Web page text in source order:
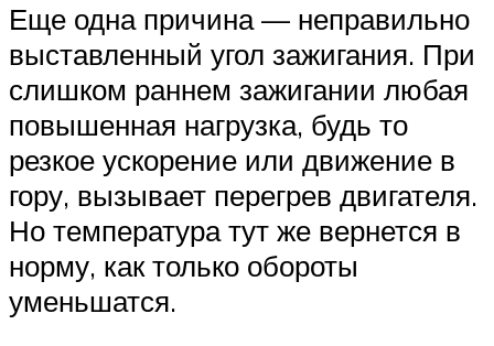
Еще одна причина — неправильно
выставленный угол зажигания. При
слишком раннем зажигании любая
повышенная нагрузка, будь то
резкое ускорение или движение в
гору, вызывает перегрев двигателя.
Но температура тут же вернется в
норму, как только обороты
уменьшатся.